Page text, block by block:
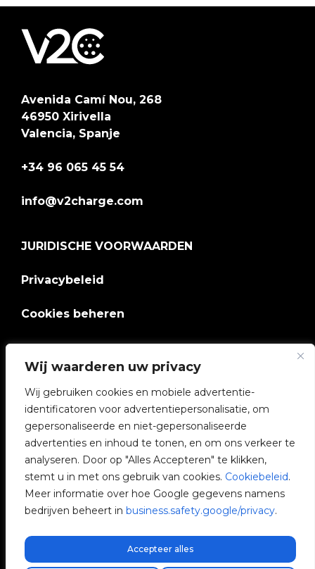
Wij waarderen uw privacy
Wij gebruiken cookies en mobiele advertentie-
identificatoren voor advertentiepersonalisatie, om
gepersonaliseerde en niet-gepersonaliseerde
advertenties en inhoud te tonen, en om ons verkeer te
analyseren. Door op "Alles Accepteren" te klikken,
stemt u in met ons gebruik van cookies. Cookiebeleid.
Meer informatie over hoe Google gegevens namens
bedrijven beheert in business.safety.google/privacy.
Accepteer alles
Avenida Camí Nou, 268
46950 Xirivella
Valencia, Spanje
+34 96 065 45 54
info@v2charge.com
JURIDISCHE VOORWAARDEN
Privacybeleid
Cookies beheren
BEDRIJF
V2C Gemeenschap
e-Chargers
V2C Cloud
V2C Payments